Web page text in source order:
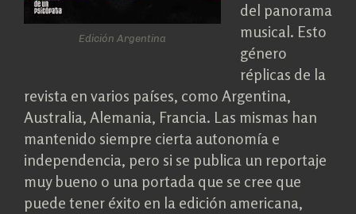
Edición Argentina
del panorama
musical. Esto
género
réplicas de la
revista en varios países, como Argentina,
Australia, Alemania, Francia. Las mismas han
mantenido siempre cierta autonomía e
independencia, pero si se publica un reportaje
muy bueno o una portada que se cree que
puede tener éxito en la edición americana,